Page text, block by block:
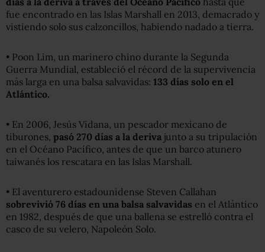
fue encontrado en las Islas Marshall en 2013, demacrado y
vistiendo solo sus calzoncillos, habiendo nadado a tierra.
• Poon Lim, un marinero chino durante la Segunda
Guerra Mundial, estableció el récord de la supervivencia
más larga en una balsa salvavidas: 133 días solo en el
Atlántico.
• En 2006, Jesús Vidana, un pescador mexicano de
tiburones, pasó 270 días a la deriva junto a su tripulación
en el Océano Pacífico, antes de que un barco atunero
taiwanés los rescatara en las Islas Marshall.
• El aventurero estadounidense Steven Callahan
sobrevivió 76 días en una balsa salvavidas en el Atlántico
en 1982, después de que una ballena se estrelló contra el
casco de su velero, Napoleón Solo.